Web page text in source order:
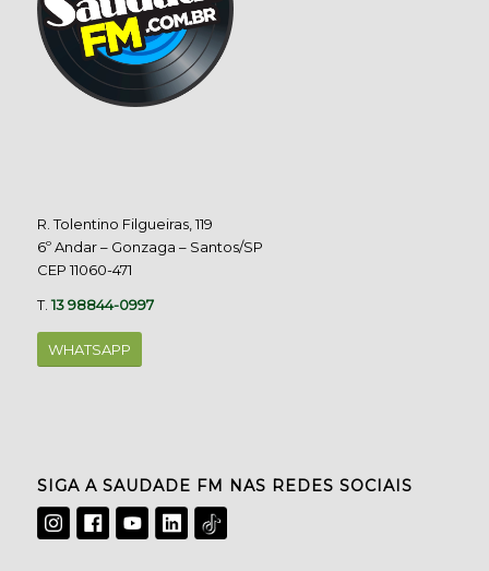
R. Tolentino Filgueiras, 119
6º Andar – Gonzaga – Santos/SP
CEP 11060-471
T.13 98844-0997
WHATSAPP
SIGA A SAUDADE FM NAS REDES SOCIAIS